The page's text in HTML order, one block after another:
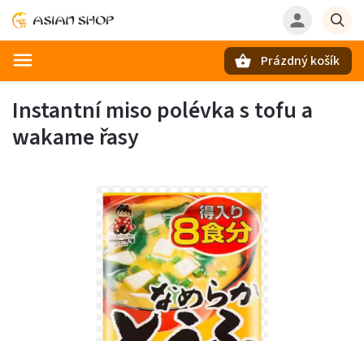
Prázdný košík
Instantní miso polévka s tofu a
wakame řasy